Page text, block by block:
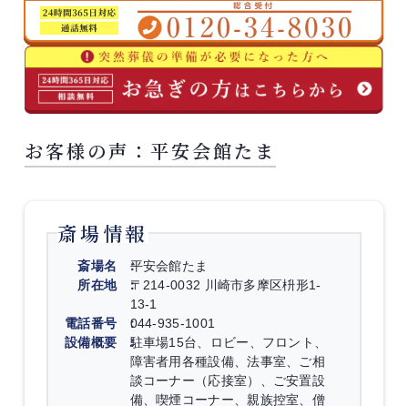
お客様の声：平安会館たま
斎場情報
斎場名
平安会館たま
所在地
〒214-0032 川崎市多摩区枡形1-
13-1
電話番号
044-935-1001
設備概要
駐車場15台、ロビー、フロント、
障害者用各種設備、法事室、ご相
談コーナー（応接室）、ご安置設
備、喫煙コーナー、親族控室、僧